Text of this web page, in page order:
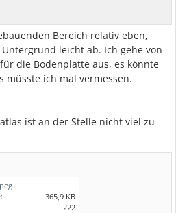
Bereich relativ eben,
leicht ab. Ich gehe von
die Bodenplatte aus, es könnte
müsste ich mal vermessen.
ist an der Stelle nicht viel zu
365,9 KB
222